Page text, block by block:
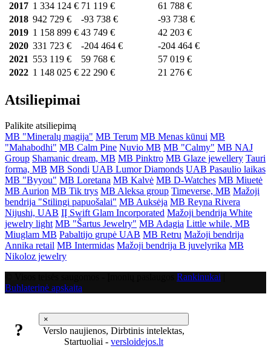
2017 1 334 124 € 71 119 €
61 788 €
2018 942 729 € -93 738 €
-93 738 €
2019 1 158 899 € 43 749 €
42 203 €
2020 331 723 € -204 464 €
-204 464 €
2021 553 119 € 59 768 €
57 019 €
2022 1 148 025 € 22 290 € 21 276 €
Atsiliepimai
Palikite atsiliepimą
MB "Mineralų magija" MB Terum MB Menas kūnui MB
"Mahabodhi" MB Calm Pine Nuvio MB MB "Calmy" MB NAJ
Group Shamanic dream, MB MB Pinktro MB Glaze jewellery Tauri
forma, MB MB Sondi UAB Lumor Diamonds UAB Pasaulio laikas
MB "Byyou" MB Loretana MB Kalvė MB D-Watches MB Miuetė
MB Aurion MB Tik trys MB Aleksa group Timeverse, MB Mažoji
bendrija "Stilingi papuošalai" MB Auksėja MB Reyna Rivera
Nijushi, UAB IĮ Swift Glam Incorporated Mažoji bendrija White
jewelry light MB "Šartus Jewelry" MB Adagia Little while, MB
Miuglam MB Pabaltijo grupė UAB MB Retru Mažoji bendrija
Annika retail MB Intermidas Mažoji bendrija B juvelyrika MB
Nikoloz jewelry
Rankinukai
Buhlaterinė apskaita
×
?
Verslo naujienos, Dirbtinis intelektas,
Startuoliai - versloidejos.lt